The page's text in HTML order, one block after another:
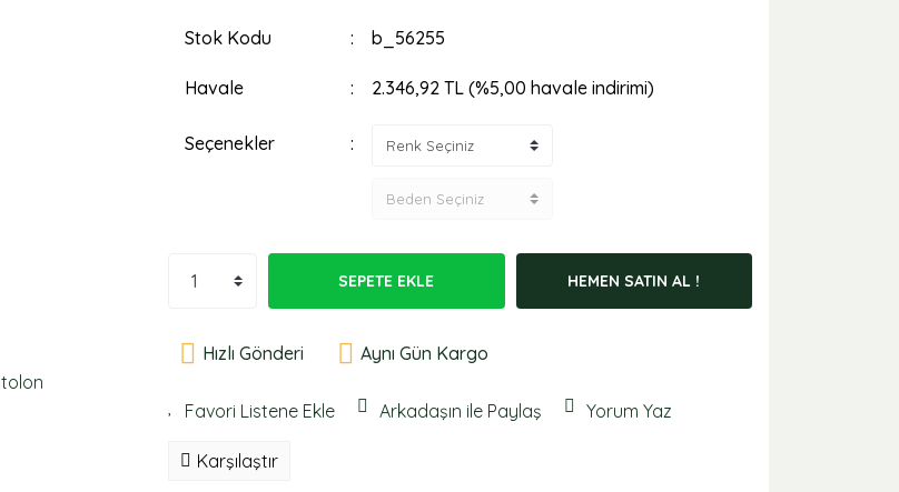
Stok Kodu b_56255
Havale 2.346,92 TL (%5,00 havale indirimi)
Seçenekler
SEPETE EKLE HEMEN SATIN AL !
Hızlı Gönderi Aynı Gün Kargo
Arkadaşın ile Paylaş Yorum Yaz
Karşılaştır